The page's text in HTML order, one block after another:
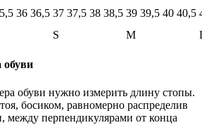
36 36,5 37 37,5 38 38,5 39 39,5 40 40,5
S M
обуви
обуви нужно измерить длину стопы.
босиком, равномерно распределив
между перпендикулярами от конца